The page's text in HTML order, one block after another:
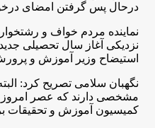
درحال پس گرفتن امضای
نماینده مردم خواف و
نزدیکی آغاز سال تحصیلی
استیضاح وزیر آموزش و
نگهبان سلامی تصریح کرد:
مشخصی دارند که عصر امروز
کمیسیون آموزش و تحقیقات